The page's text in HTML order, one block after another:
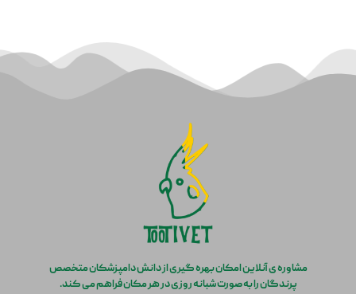
مشاوره ی آنلاین امکان بهره گیری از دانش دامپزشکان متخصص
پرندگان را به صورت شبانه روزی در هر مکان فراهم می کند.